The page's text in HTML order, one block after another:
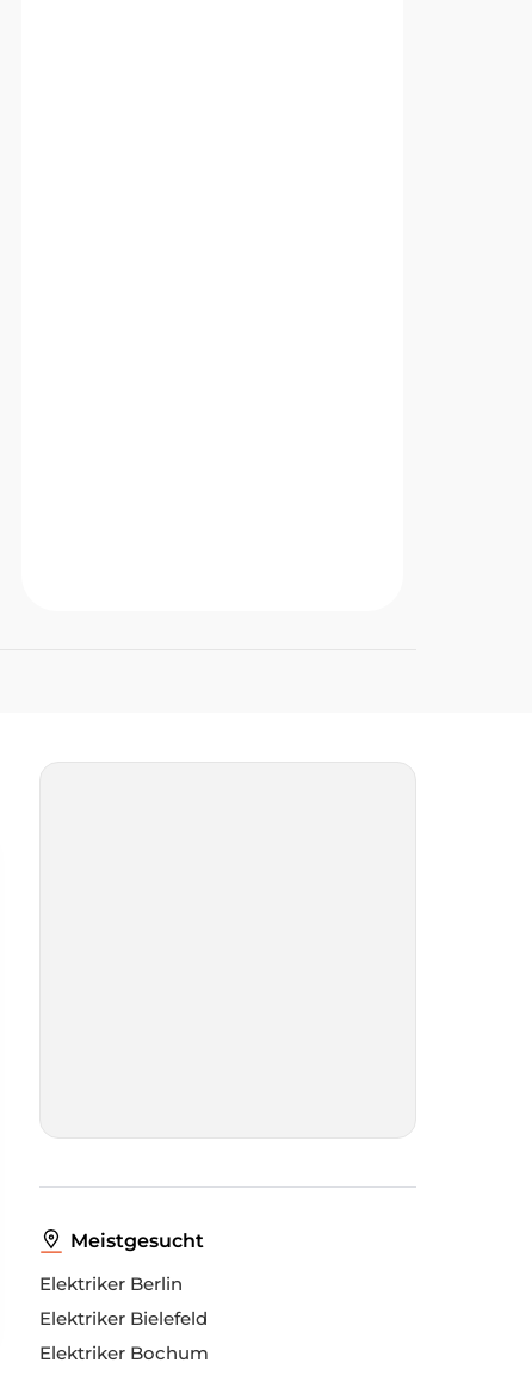
Meistgesucht
Elektriker Berlin
Elektriker Bielefeld
Elektriker Bochum